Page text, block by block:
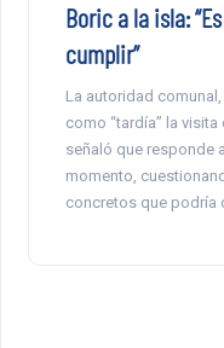
Boric a la isla:
cumplir”
La autoridad
como “tardía” la
señaló que responde
momento,
concretos que podría